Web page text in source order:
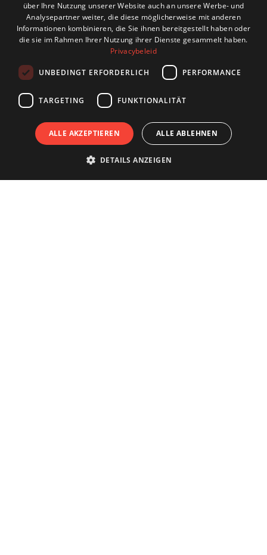
GERMAN
FRENCH
über Ihre Nutzung unserer Website auch an unsere Werbe- und
Analysepartner weiter, die diese möglicherweise mit anderen
Informationen kombinieren, die Sie ihnen bereitgestellt haben oder
die sie im Rahmen Ihrer Nutzung ihrer Dienste gesammelt haben.
Privacybeleid
UNBEDINGT ERFORDERLICH PERFORMANCE
TARGETING FUNKTIONALITÄT
ALLE AKZEPTIEREN ALLE ABLEHNEN
DETAILS ANZEIGEN